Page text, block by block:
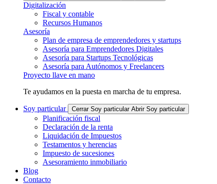
Digitalización
Fiscal y contable
Recursos Humanos
Asesoría
Plan de empresa de emprendedores y startups
Asesoría para Emprendedores Digitales
Asesoría para Startups Tecnológicas
Asesoría para Autónomos y Freelancers
Proyecto llave en mano
Te ayudamos en la puesta en marcha de tu empresa.
Soy particular Cerrar Soy particular Abrir Soy particular
Planificación fiscal
Declaración de la renta
Liquidación de Impuestos
Testamentos y herencias
Impuesto de sucesiones
Asesoramiento inmobiliario
Blog
Contacto